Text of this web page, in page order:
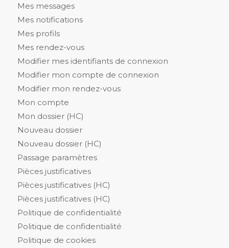
Mes messages
Mes notifications
Mes profils
Mes rendez-vous
Modifier mes identifiants de connexion
Modifier mon compte de connexion
Modifier mon rendez-vous
Mon compte
Mon dossier (HC)
Nouveau dossier
Nouveau dossier (HC)
Passage paramètres
Pièces justificatives
Pièces justificatives (HC)
Pièces justificatives (HC)
Politique de confidentialité
Politique de confidentialité
Politique de cookies